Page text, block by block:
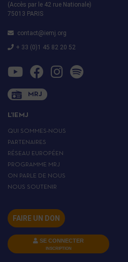
(Accès par le 42 rue Nationale)
75013 PARIS
contact@iemj.org
+ 33 (0)1 45 82 20 52
MRJ
L’IEMJ
QUI SOMMES-NOUS
PARTENAIRES
RÉSEAU EUROPÉEN
PROGRAMME MRJ
ON PARLE DE NOUS
NOUS SOUTENIR
FAIRE UN DON
SE CONNECTER
INSCRIPTION